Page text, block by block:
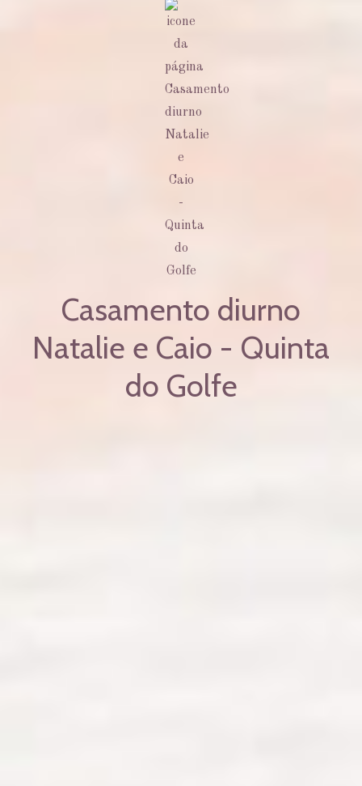
Casamento diurno
Natalie e Caio - Quinta
do Golfe